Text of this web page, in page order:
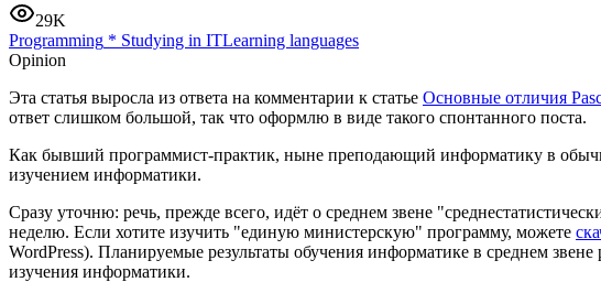
29K
Programming * Studying in ITLearning languages
Opinion
Эта статья выросла из ответа на комментарии к статье Основные отличия
ответ слишком большой, так что оформлю в виде такого спонтанного поста.
Как бывший программист-практик, ныне преподающий информатику в
изучением информатики.
Сразу уточню: речь, прежде всего, идёт о среднем звене
неделю. Если хотите изучить "единую министерскую" программу, можете
WordPress). Планируемые результаты обучения информатике в среднем
изучения информатики.